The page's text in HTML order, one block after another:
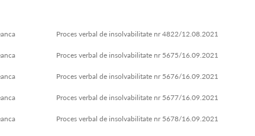
● ACHIZIȚII PUBLICE
Proces verbal de insolvabilitate nr 4822/12.08.2021
Proces verbal de insolvabilitate nr 5675/16.09.2021
Proces verbal de insolvabilitate nr 5676/16.09.2021
Proces verbal de insolvabilitate nr 5677/16.09.2021
Proces verbal de insolvabilitate nr 5678/16.09.2021